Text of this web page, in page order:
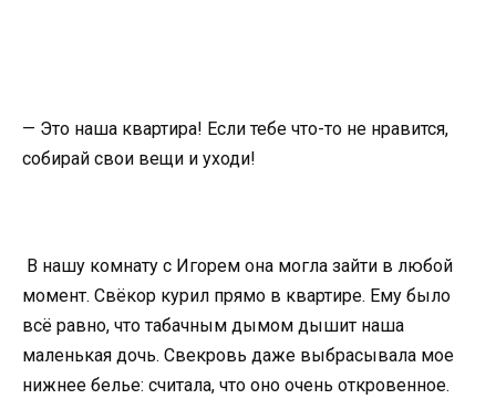
— Это наша квартира! Если тебе что-то не нравится,
собирай свои вещи и уходи!
В нашу комнату с Игорем она могла зайти в любой
момент. Свёкор курил прямо в квартире. Ему было
всё равно, что табачным дымом дышит наша
маленькая дочь. Свекровь даже выбрасывала мое
нижнее белье: считала, что оно очень откровенное.